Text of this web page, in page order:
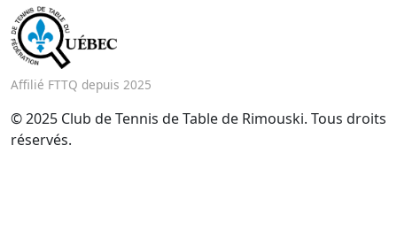
Affilié FTTQ depuis 2025
© 2025 Club de Tennis de Table de Rimouski. Tous droits
réservés.